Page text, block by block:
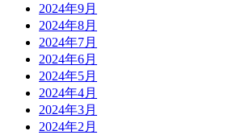
2024年9月
2024年8月
2024年7月
2024年6月
2024年5月
2024年4月
2024年3月
2024年2月